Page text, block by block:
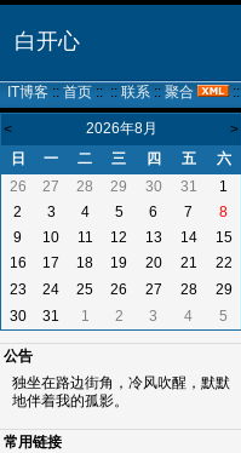
白开心
IT博客 :: 首页 :: :: 联系 :: 聚合 ::
< 2026年8月 >
日 一 二 三 四 五
六
26
27 28 29 30 31
1
2
3 4 5 6 7
8
9
10 11 12 13 14
15
16
17 18 19 20 21
22
23
24 25 26 27 28
29
30
31 1 2 3 4 5
公告
独坐在路边街角，冷风吹醒，默默
地伴着我的孤影。
常用链接